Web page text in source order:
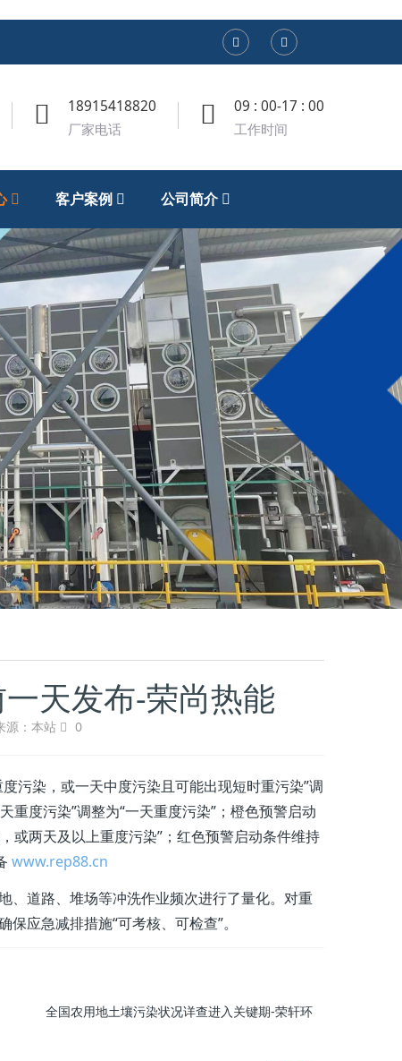
18915418820
厂家电话
09 : 00-17 : 00
工作时间
客户案例 公司简介
天发布-荣尚热能
源：本站 0
污染，或一天中度污染且可能出现短时重污染”调
重度污染”调整为“一天重度污染”；橙色预警启动
或两天及以上重度污染”；红色预警启动条件维持
www.rep88.cn
、道路、堆场等冲洗作业频次进行了量化。对重
应急减排措施“可考核、可检查”。
全国农用地土壤污染状况详查进入关键期-荣轩环